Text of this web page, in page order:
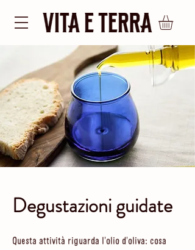
Degustazioni guidate
Questa attività riguarda l'olio d'oliva: cosa